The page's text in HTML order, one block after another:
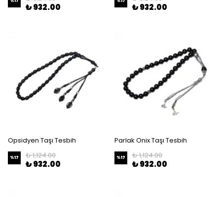
₺ 932.00 ₺ 932.00
Opsidyen Taşı Tesbih
%17 ₺ 1,124.00
₺ 932.00
Parlak Onix Taşı Tesbih
%17 ₺ 1,124.00
₺ 932.00